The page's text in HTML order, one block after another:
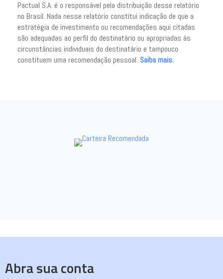
Pactual S.A. é o responsável pela distribuição desse relatório
no Brasil. Nada nesse relatório constitui indicação de que a
estratégia de investimento ou recomendações aqui citadas
são adequadas ao perfil do destinatário ou apropriadas às
circunstâncias individuais do destinatário e tampouco
constituem uma recomendação pessoal. Saiba mais.
Abra sua conta